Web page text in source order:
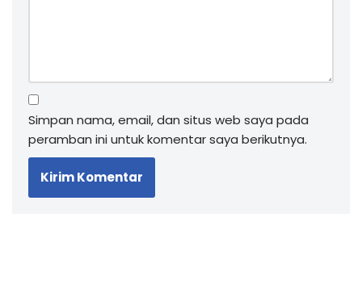
Simpan nama, email, dan situs web saya pada
peramban ini untuk komentar saya berikutnya.